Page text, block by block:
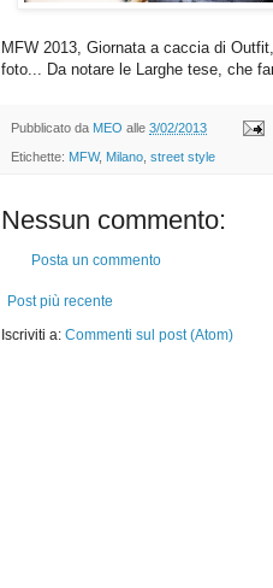
MFW 2013, Giornata a caccia di
foto... Da notare le Larghe tese, che
Pubblicato da MEO alle 3/02/2013
Etichette: MFW, Milano street style
Nessun commento:
Posta un commento
Post più recente
Iscriviti a: Commenti sul post (Atom)